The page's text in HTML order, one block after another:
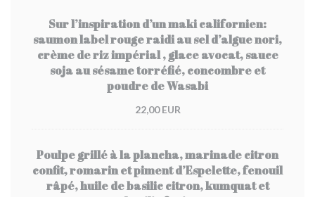
Sur l’inspiration d’un maki californien:
saumon label rouge raidi au sel d’algue nori,
crème de riz impérial , glace avocat, sauce
soja au sésame torréfié, concombre et
poudre de Wasabi
22,00 EUR
Poulpe grillé à la plancha, marinade citron
confit, romarin et piment d’Espelette, fenouil
râpé, huile de basilic citron, kumquat et